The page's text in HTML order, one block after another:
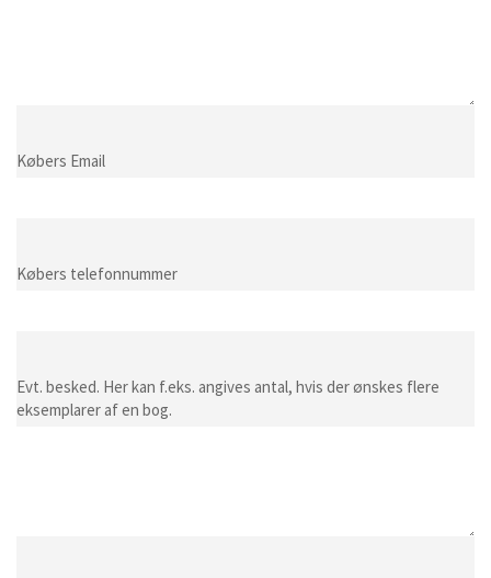
Købers Email
Købers telefonnummer
Evt. besked. Her kan f.eks. angives antal, hvis der ønskes flere
eksemplarer af en bog.